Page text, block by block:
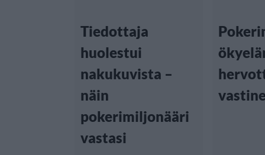
Tiedottaja
huolestui
nakukuvista –
näin
pokerimiljonääri
vastasi